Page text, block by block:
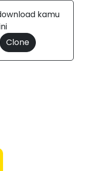
kamu
Clone